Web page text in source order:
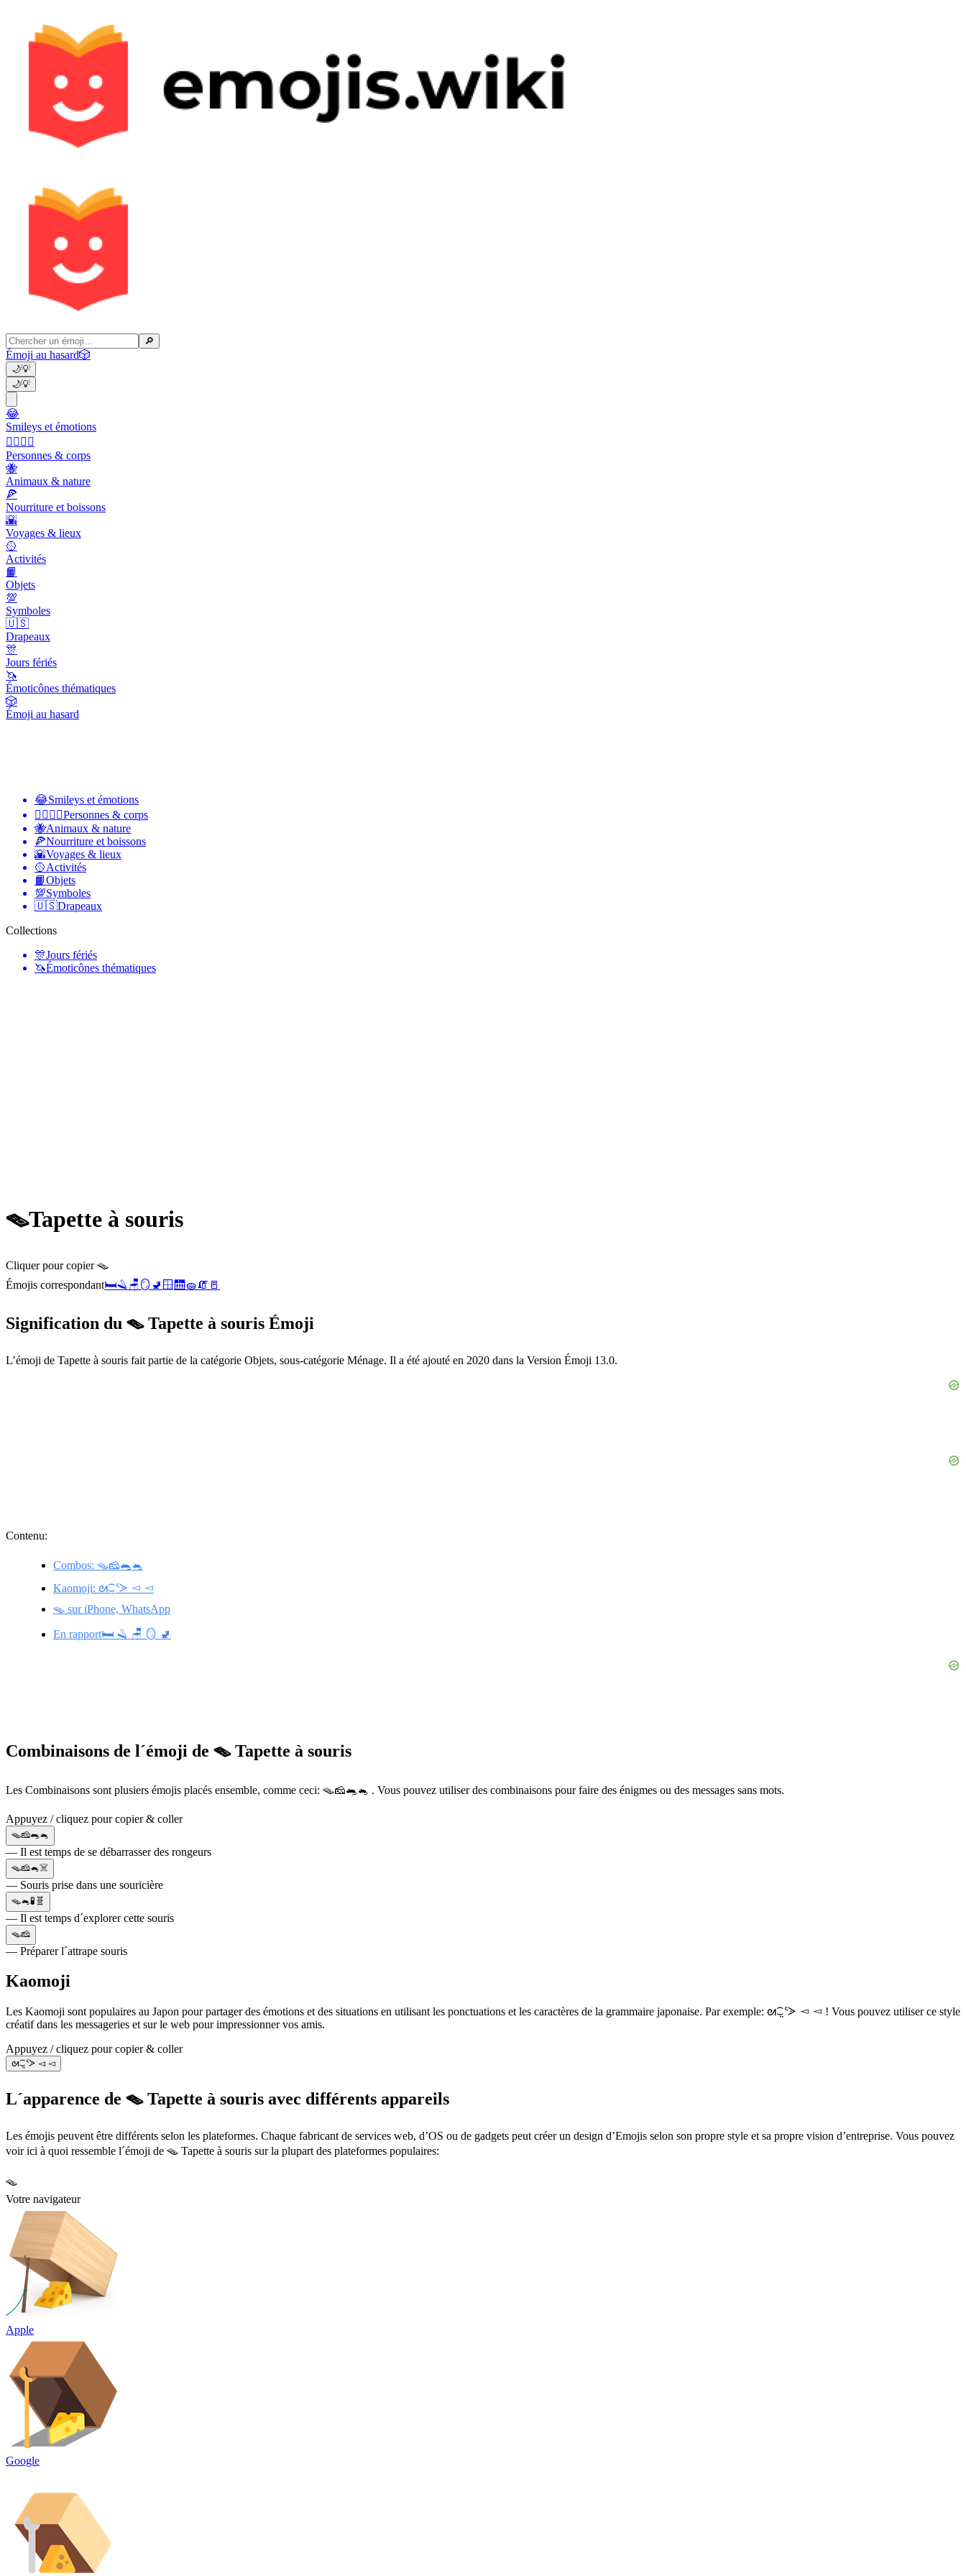
🔎
Émoji au hasard🎲
🌙💡
🌙💡
😂
Smileys et émotions
👩‍❤️‍💋‍👨
Personnes & corps
🐝
Animaux & nature
🍕
Nourriture et boissons
🌇
Voyages & lieux
🥎
Activités
📙
Objets
💯
Symboles
🇺🇸
Drapeaux
🎊
Jours fériés
🦄
Émoticônes thématiques
🎲
Émoji au hasard
😂Smileys et émotions
👩‍❤️‍💋‍👨Personnes & corps
🐝Animaux & nature
🍕Nourriture et boissons
🌇Voyages & lieux
🥎Activités
📙Objets
💯Symboles
🇺🇸Drapeaux
Collections
🎊Jours fériés
🦄Émoticônes thématiques
🪤Tapette à souris
Cliquer pour copier 🪤
Émojis correspondant🛏️🪒 🪑🪞 🚽 🪟 🛗 🧽 🧯 🚪
Signification du 🪤 Tapette à souris Émoji
L’émoji de Tapette à souris fait partie de la catégorie Objets, sous-catégorie Ménage. Il a été ajouté en 2020 dans la Version Émoji 13.0.
Contenu:
Combos: 🪤🧀🐀🐁
Kaomoji: ᘛ⁐̤ᕐᐷ ◅ ◅
🪤 sur iPhone, WhatsApp
En rapport🛏️ 🪒 🪑 🪞 🚽
Combinaisons de l´émoji de 🪤 Tapette à souris
Les Combinaisons sont plusiers émojis placés ensemble, comme ceci: 🪤🧀🐀🐁 . Vous pouvez utiliser des combinaisons pour faire des énigmes ou des messages sans mots.
Appuyez / cliquez pour copier & coller
🪤🧀🐀🐁
— Il est temps de se débarrasser des rongeurs
🪤🧀🐁☠️
— Souris prise dans une souricière
🪤🐁🧪🧬
— Il est temps d´explorer cette souris
🪤🧀
— Préparer l´attrape souris
Kaomoji
Les Kaomoji sont populaires au Japon pour partager des émotions et des situations en utilisant les ponctuations et les caractères de la grammaire japonaise. Par exemple: ᘛ⁐̤ᕐᐷ ◅ ◅ ! Vous pouvez utiliser ce style
créatif dans les messageries et sur le web pour impressionner vos amis.
Appuyez / cliquez pour copier & coller
ᘛ⁐̤ᕐᐷ ◅ ◅
L´apparence de 🪤 Tapette à souris avec différents appareils
Les émojis peuvent être différents selon les plateformes. Chaque fabricant de services web, d’OS ou de gadgets peut créer un design d’Emojis selon son propre style et sa propre vision d’entreprise. Vous pouvez
voir ici à quoi ressemble l´émoji de 🪤 Tapette à souris sur la plupart des plateformes populaires:
🪤
Votre navigateur
Apple
Google